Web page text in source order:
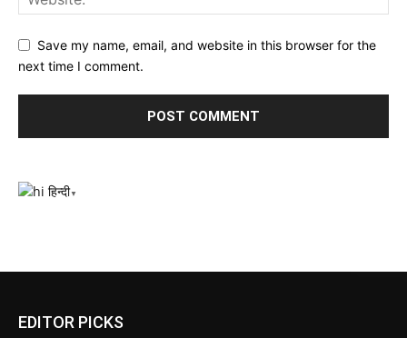
Save my name, email, and website in this browser for the
next time I comment.
हिन्दी▼
EDITOR PICKS